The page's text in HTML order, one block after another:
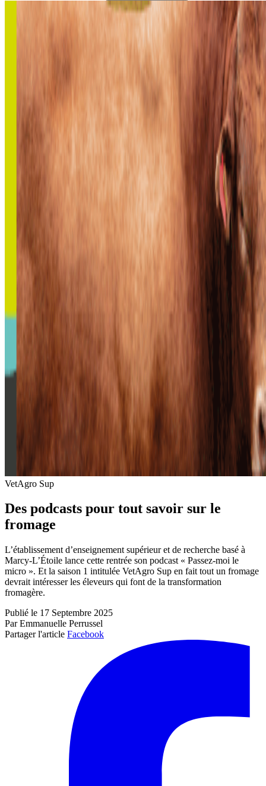
VetAgro Sup
Des podcasts pour tout savoir sur le
fromage
L’établissement d’enseignement supérieur et de recherche basé à
Marcy-L’Étoile lance cette rentrée son podcast « Passez-moi le
micro ». Et la saison 1 intitulée VetAgro Sup en fait tout un fromage
devrait intéresser les éleveurs qui font de la transformation
fromagère.
Publié le 17 Septembre 2025
Par Emmanuelle Perrussel
Partager l'article Facebook